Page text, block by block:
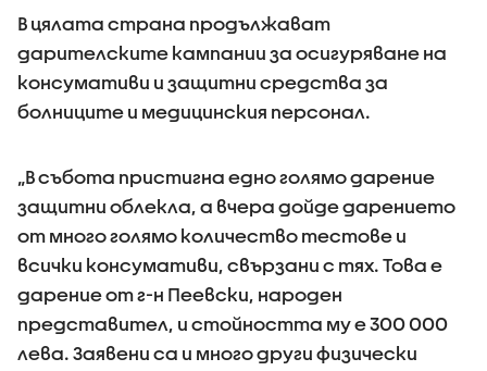
В цялата страна продължават
дарителските кампании за осигуряване на
консумативи и защитни средства за
болниците и медицинския персонал.
„В събота пристигна едно голямо дарение
защитни облекла, а вчера дойде дарението
от много голямо количество тестове и
всички консумативи, свързани с тях. Това е
дарение от г-н Пеевски, народен
представител, и стойността му е 300 000
лева. Заявени са и много други физически